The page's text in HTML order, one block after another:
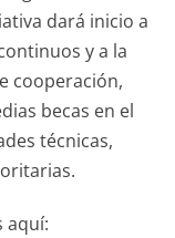
dará inicio a
y a la
cooperación,
becas en el
técnicas,
aquí: